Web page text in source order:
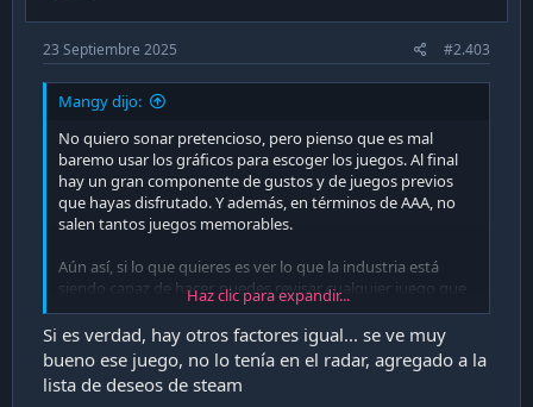
23 Septiembre 2025 #2.403
Mangy dijo:
No quiero sonar pretencioso, pero pienso que es mal
baremo usar los gráficos para escoger los juegos. Al final
hay un gran componente de gustos y de juegos previos
que hayas disfrutado. Y además, en términos de AAA, no
salen tantos juegos memorables.
Aún así, si lo que quieres es ver lo que la industria está
siendo capaz de hacer, puedes revisar cualquier juego que
exprima bien el Unreal Engine 5, puede ser el Black Myth:
Wukong, Stalker 2 y HellBlade 2.
Otros que se me vienen a la mente que sé que están en
gamepass serían la campaña del Call of Duty Black Ops 6,
Doom Dark Ages, Forza Horizon 5.
Haz clic para expandir...
Si es verdad, hay otros factores igual... se ve muy
bueno ese juego, no lo tenía en el radar, agregado a la
lista de deseos de steam